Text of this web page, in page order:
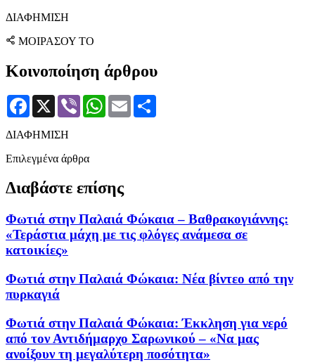
ΔΙΑΦΗΜΙΣΗ
ΜΟΙΡΑΣΟΥ ΤΟ
Κοινοποίηση άρθρου
Facebook
X Viber WhatsApp
Email
ΔΙΑΦΗΜΙΣΗ
Επιλεγμένα άρθρα
Διαβάστε επίσης
Φωτιά στην Παλαιά Φώκαια – Βαθρακογιάννης:
«Τεράστια μάχη με τις φλόγες ανάμεσα σε
κατοικίες»
Φωτιά στην Παλαιά Φώκαια: Νέα βίντεο από την
πυρκαγιά
Φωτιά στην Παλαιά Φώκαια: Έκκληση για νερό
από τον Αντιδήμαρχο Σαρωνικού – «Να μας
ανοίξουν τη μεγαλύτερη ποσότητα»